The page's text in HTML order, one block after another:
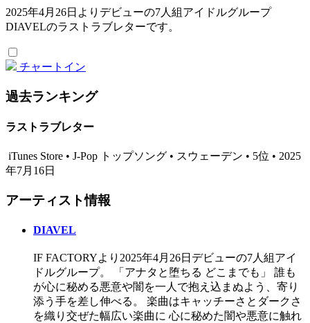
2025年4月26日よりデビューの7人組アイドルグループ
DIAVELのラストラブレターです。
チャートイン
過去ランキング
ラストラブレター
iTunes Store • J-Pop トップソング • スウェーデン • 5位 • 2025
年7月16日
アーティスト情報
DIAVEL
IF FACTORYより2025年4月26日デビューの7人組アイ
ドルグループ。 「アナタと堕ちる どこまでも」 誰も
が心に秘める悪意や闇を一人で抱え込まぬよう、寄り
添う手を差し伸べる。 楽曲はキャッチーさとダークさ
を織り交ぜた幅広い楽曲に 心に秘めた闇や悪意に触れ